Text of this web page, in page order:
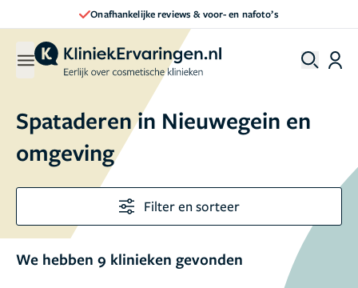
Onafhankelijke reviews & voor- en nafoto’s
Spataderen in Nieuwegein en
omgeving
Filter en sorteer
We hebben 9 klinieken gevonden